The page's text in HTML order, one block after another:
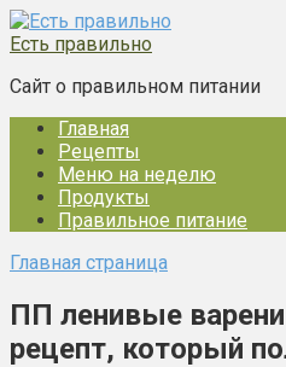
Перейти
к
Есть правильно
Сайт о правильном питании
Главная
Рецепты
Меню на неделю
Продукты
Правильное питание
Главная страница
ПП ленивые
рецепт, который